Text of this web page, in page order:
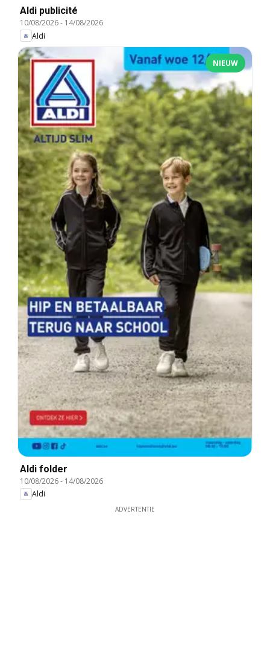
Aldi publicité
10/08/2026- 14/08/2026
Aldi
NIEUW
Aldi folder
10/08/2026- 14/08/2026
Aldi
ADVERTENTIE